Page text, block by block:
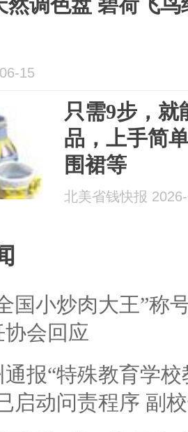
15
只需9步，就
品，上手简
围裙等
北美省钱快报
国小炒肉大王”称
会回应
通报“特殊教育学
启动问责程序 副